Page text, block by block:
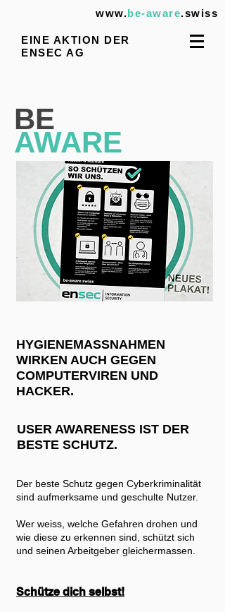
EINE AKTION DER
ENSEC AG
www.be-aware.swiss
HYGIENEMASSNAHMEN
WIRKEN AUCH GEGEN
COMPUTERVIREN UND
HACKER.
USER AWARENESS IST DER
BESTE SCHUTZ.
Der beste Schutz gegen Cyberkriminalität
sind aufmerksame und geschulte Nutzer.
Wer weiss, welche Gefahren drohen und
wie diese zu erkennen sind, schützt sich
und seinen Arbeitgeber gleichermassen.
Schütze dich selbst!
BE
AWARE